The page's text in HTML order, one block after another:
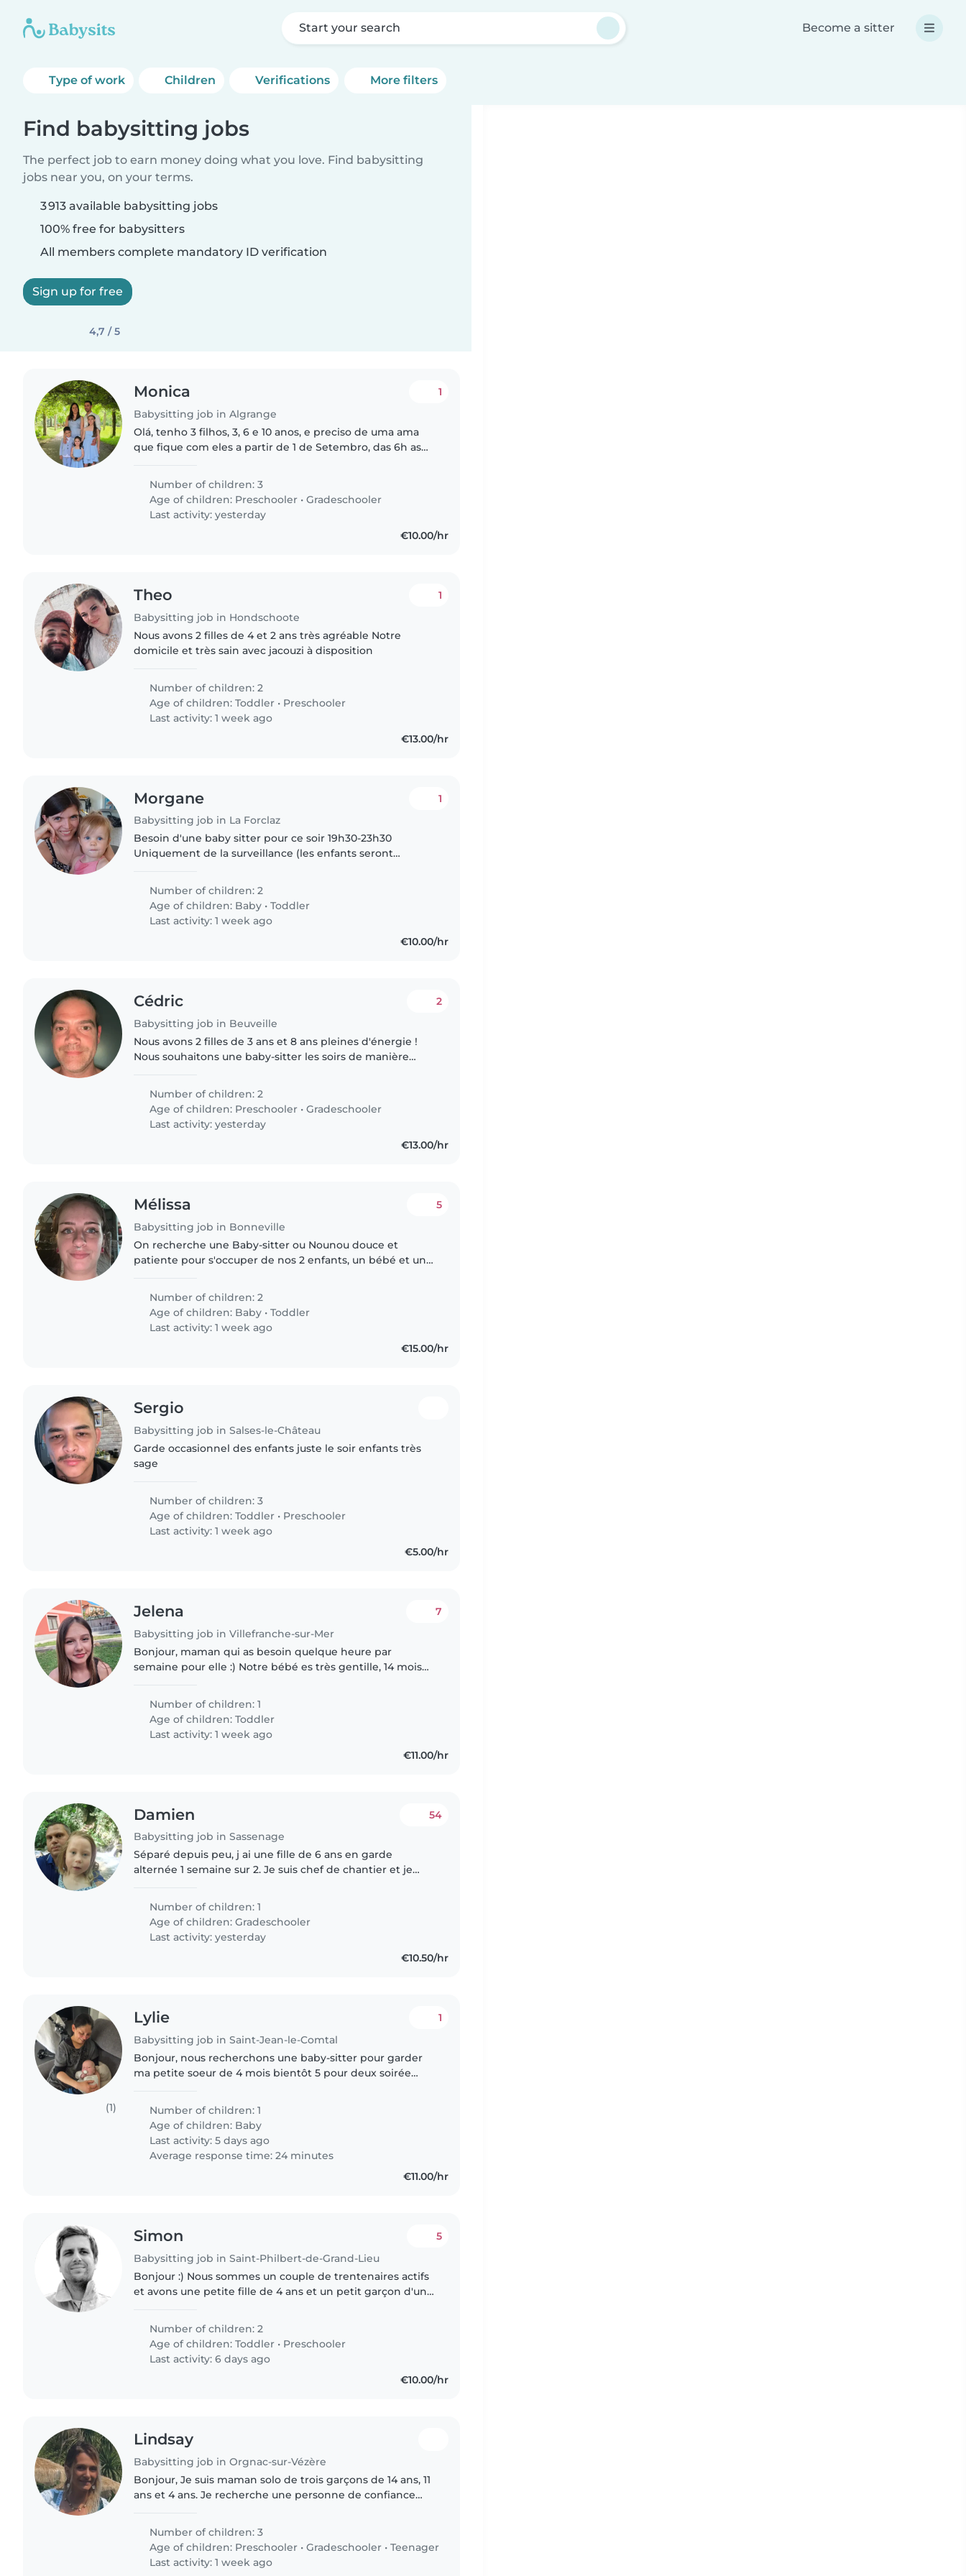
Start your search Become a sitter
Type of work Children Verifications More filters
Find babysitting jobs
The perfect job to earn money doing what you love. Find babysitting
jobs near you, on your terms.
3 913 available babysitting jobs
100% free for babysitters
All members complete mandatory ID verification
Sign up for free
4,7 / 5
Monica
Babysitting job in Algrange
1
Olá, tenho 3 filhos, 3, 6 e 10 anos, e preciso de uma ama
que fique com eles a partir de 1 de Setembro, das 6h as
carinhosos e amigáveis.
Number of children: 3
Age of children: Preschooler •Gradeschooler
Last activity: yesterday
€10.00/hr
Theo
Babysitting job in Hondschoote
1
Nous avons 2 filles de 4 et 2 ans très agréable Notre
domicile et très sain avec jacouzi à disposition
Number of children: 2
Age of children:Toddler • Preschooler
Last activity: 1 week ago
€13.00/hr
Morgane
Babysitting job in La Forclaz
1
Besoin d'une baby sitter pour ce soir 19h30-23h30
Uniquement de la surveillance (les enfants seront
Number of children: 2
Age of children: Baby •Toddler
Last activity: 1 week ago
€10.00/hr
Cédric
Babysitting job in Beuveille
2
Nous avons 2 filles de 3 ans et 8 ans pleines d'énergie !
Nous souhaitons une baby-sitter les soirs de manière
Number of children: 2
Age of children: Preschooler •Gradeschooler
Last activity: yesterday
€13.00/hr
Mélissa
Babysitting job in Bonneville
5
On recherche une Baby-sitter ou Nounou douce et
patiente pour s'occuper de nos 2 enfants, un bébé et un
domicile, n'hésitez..
Number of children: 2
Age of children: Baby •Toddler
Last activity: 1 week ago
€15.00/hr
Sergio
Babysitting job in Salses-le-Château
Garde occasionnel des enfants juste le soir enfants très
sage
Number of children: 3
Age of children:Toddler • Preschooler
Last activity: 1 week ago
€5.00/hr
Jelena
Babysitting job in Villefranche-sur-Mer
7
Bonjour, maman qui as besoin quelque heure par
semaine pour elle :) Notre bébé es très gentille, 14 mois
Number of children: 1
Age of children:Toddler
Last activity: 1 week ago
€11.00/hr
Damien
Babysitting job in Sassenage
54
Séparé depuis peu, j ai une fille de 6 ans en garde
alternée 1 semaine sur 2. Je suis chef de chantier et je
partir de septembre..
Number of children: 1
Age of children:Gradeschooler
Last activity: yesterday
€10.50/hr
(1)
Lylie
Babysitting job in Saint-Jean-le-Comtal
1
Bonjour, nous recherchons une baby-sitter pour garder
ma petite soeur de 4 mois bientôt 5 pour deux soirée
vacances avec elle dans..
Number of children: 1
Age of children: Baby
Last activity: 5 days ago
Average response time: 24 minutes
€11.00/hr
Simon
Babysitting job in Saint-Philbert-de-Grand-Lieu
5
Bonjour :) Nous sommes un couple de trentenaires actifs
et avons une petite fille de 4 ans et un petit garçon d'un
de septembre..
Number of children: 2
Age of children:Toddler • Preschooler
Last activity: 6 days ago
€10.00/hr
Lindsay
Babysitting job in Orgnac-sur-Vézère
Bonjour, Je suis maman solo de trois garçons de 14 ans, 11
ans et 4 ans. Je recherche une personne de confiance
travaille les week-ends,..
Number of children: 3
Age of children: Preschooler •Gradeschooler •Teenager
Last activity: 1 week ago